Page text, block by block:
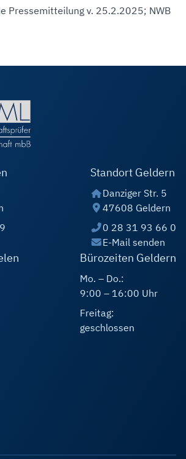
Pressemitteilung v. 25.2.2025; NWB
Standort Geldern
Danziger Str. 5
47608 Geldern
0 28 31 93 66 0
E-Mail senden
Bürozeiten Geldern
Mo. – Do.:
9:00 – 16:00 Uhr
Freitag:
geschlossen